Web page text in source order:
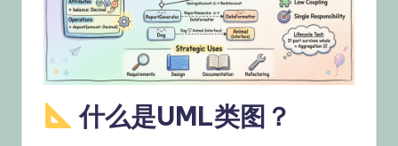
e,
Ti
什么是UML类图？